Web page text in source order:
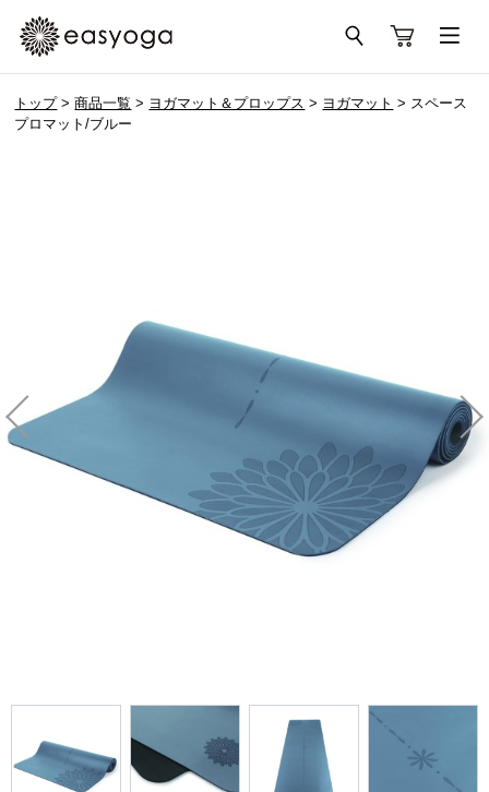
トップ>商品一覧 > ヨガマット＆プロップス > ヨガマット > スペース
プロマット/ブルー